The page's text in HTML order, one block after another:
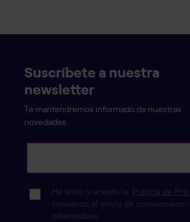
Suscríbete a nuestra
newsletter
Te mantendremos informado de nuestras
novedades.